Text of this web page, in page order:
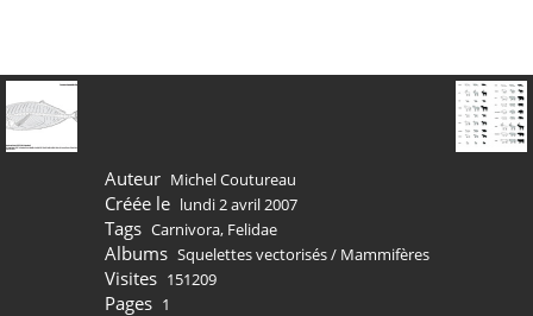
Auteur Michel Coutureau
Créée le lundi 2 avril 2007
Tags Carnivora, Felidae
Albums Squelettes vectorisés/ Mammifères
Visites 151209
Pages 1